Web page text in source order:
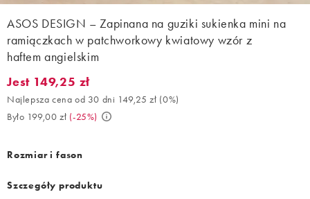
ASOS DESIGN – Zapinana na guziki sukienka mini na
ramiączkach w patchworkowy kwiatowy wzór z
haftem angielskim
Jest 149,25 zł. Najlepsza cena od 30 dni 149,25 zł (0%). Było
Jest 149,25 zł
Najlepsza cena od 30 dni 149,25 zł (0%)
Było 199,00 zł (-25%)
Rozmiar i fason
Szczegóły produktu